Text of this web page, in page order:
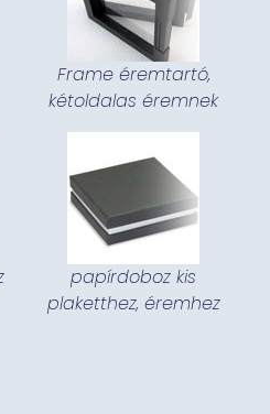
Frame éremtartó,
kétoldalas éremnek
papírdoboz kis
plaketthez, éremhez